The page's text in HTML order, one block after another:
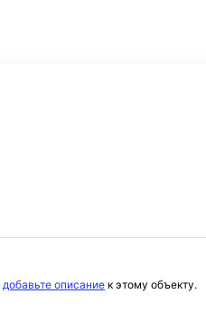
добавьте описание к этому объекту.